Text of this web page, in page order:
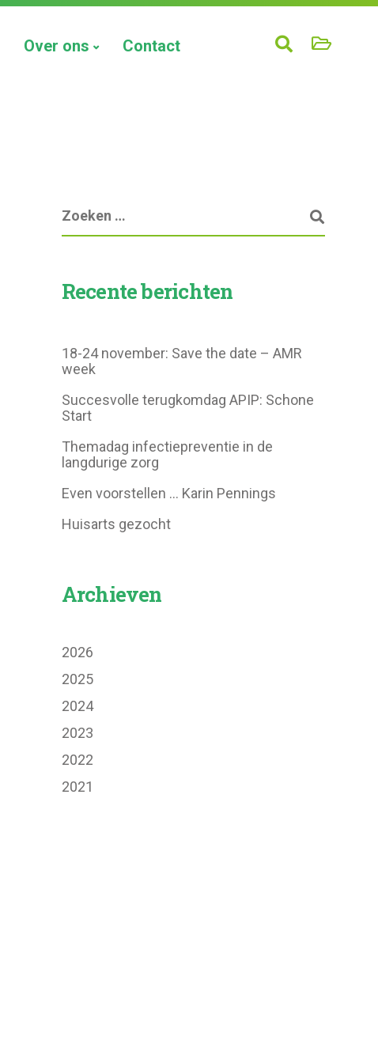
Over ons Contact
Recente berichten
18-24 november: Save the date – AMR
week
Succesvolle terugkomdag APIP: Schone
Start
Themadag infectiepreventie in de
langdurige zorg
Even voorstellen … Karin Pennings
Huisarts gezocht
Archieven
2026
2025
2024
2023
2022
2021